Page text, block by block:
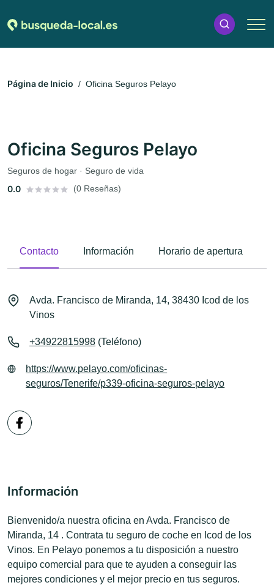
Página de Inicio Oficina Seguros Pelayo
Oficina Seguros Pelayo
Seguros de hogar · Seguro de vida
0.0 (0 Reseñas)
Contacto Información Horario de apertura
Avda. Francisco de Miranda, 14, 38430 Icod de los
Vinos
+34922815998 (Teléfono)
https://www.pelayo.com/oficinas-
seguros/Tenerife/p339-oficina-seguros-pelayo
Información
Bienvenido/a nuestra oficina en Avda. Francisco de
Miranda, 14 . Contrata tu seguro de coche en Icod de los
Vinos. En Pelayo ponemos a tu disposición a nuestro
equipo comercial para que te ayuden a conseguir las
mejores condiciones y el mejor precio en tus seguros.